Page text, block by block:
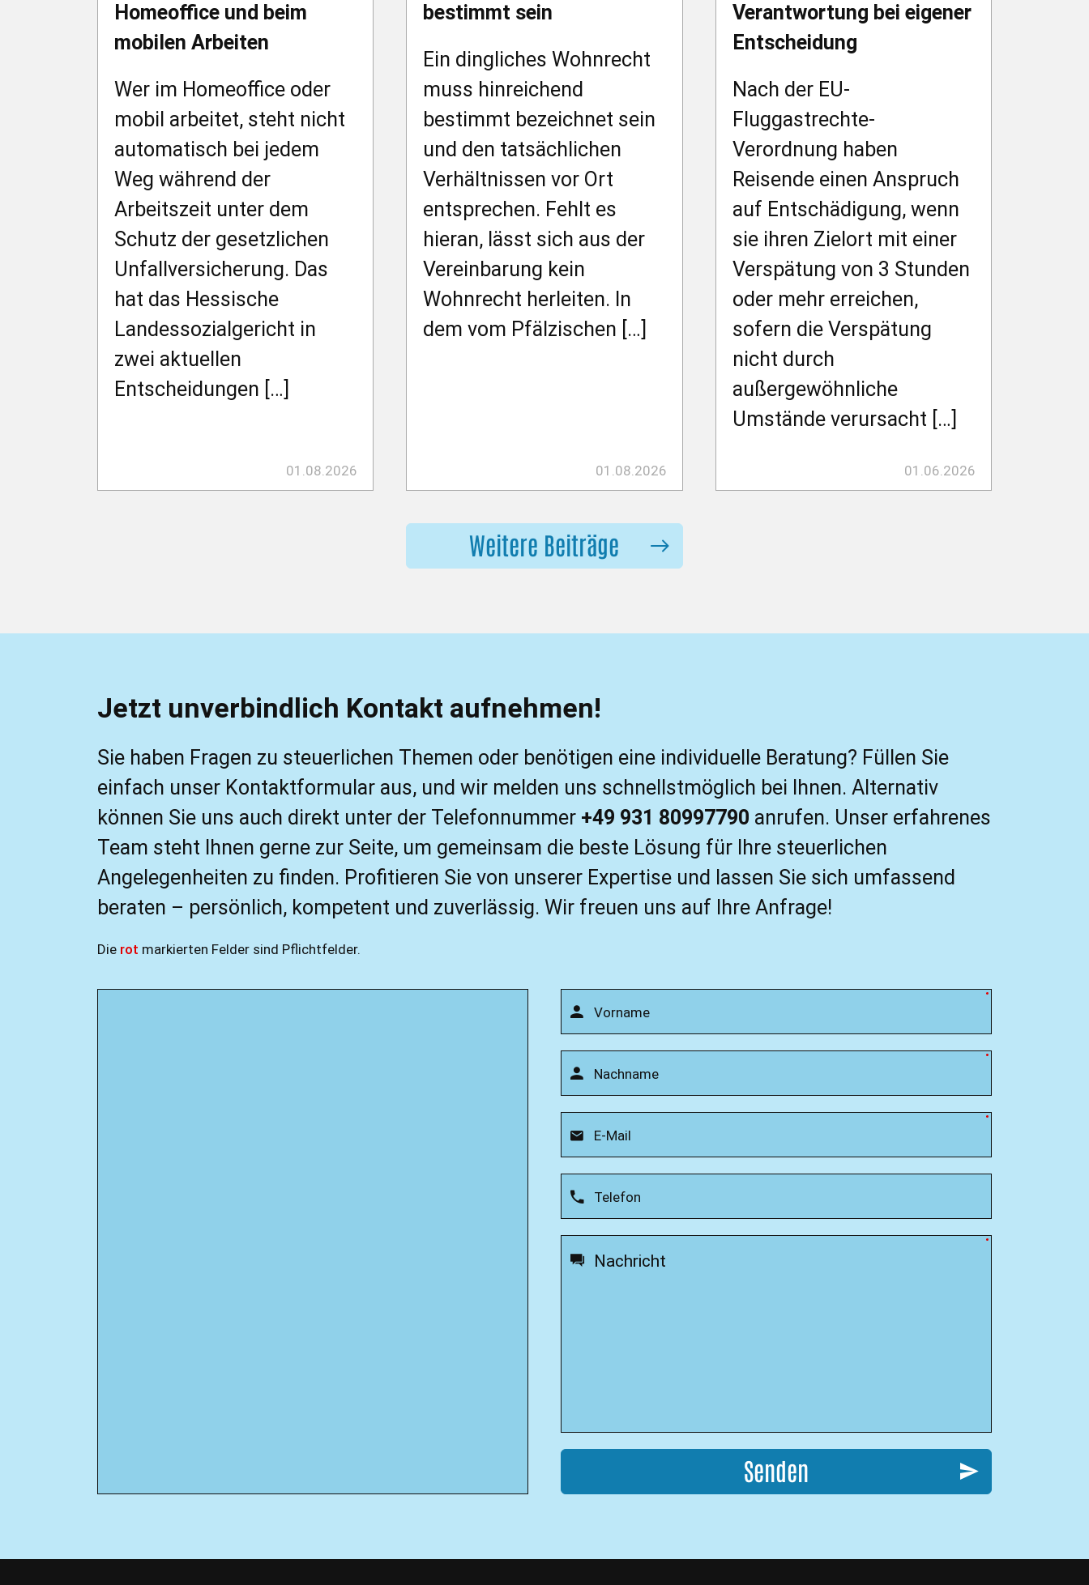
Homeoffice und beim
mobilen Arbeiten
Wer im Homeoffice oder
mobil arbeitet, steht nicht
automatisch bei jedem
Weg während der
Arbeitszeit unter dem
Schutz der gesetzlichen
Unfallversicherung. Das
hat das Hessische
Landessozialgericht in
zwei aktuellen
Entscheidungen […]
01.08.2026
bestimmt sein
Ein dingliches Wohnrecht
muss hinreichend
bestimmt bezeichnet sein
und den tatsächlichen
Verhältnissen vor Ort
entsprechen. Fehlt es
hieran, lässt sich aus der
Vereinbarung kein
Wohnrecht herleiten. In
dem vom Pfälzischen […]
01.08.2026
Verantwortung bei eigener
Entscheidung
Nach der EU-
Fluggastrechte-
Verordnung haben
Reisende einen Anspruch
auf Entschädigung, wenn
sie ihren Zielort mit einer
Verspätung von 3 Stunden
oder mehr erreichen,
sofern die Verspätung
nicht durch
außergewöhnliche
Umstände verursacht […]
01.06.2026
Weitere Beiträge
Jetzt unverbindlich Kontakt aufnehmen!
Sie haben Fragen zu steuerlichen Themen oder benötigen eine individuelle Beratung? Füllen Sie
einfach unser Kontaktformular aus, und wir melden uns schnellstmöglich bei Ihnen. Alternativ
können Sie uns auch direkt unter der Telefonnummer +49 931 80997790 anrufen. Unser erfahrenes
Team steht Ihnen gerne zur Seite, um gemeinsam die beste Lösung für Ihre steuerlichen
Angelegenheiten zu finden. Profitieren Sie von unserer Expertise und lassen Sie sich umfassend
beraten – persönlich, kompetent und zuverlässig. Wir freuen uns auf Ihre Anfrage!
Die rot markierten Felder sind Pflichtfelder.
Senden